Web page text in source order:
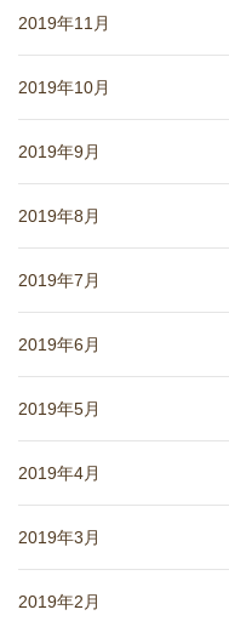
2019年11月
2019年10月
2019年9月
2019年8月
2019年7月
2019年6月
2019年5月
2019年4月
2019年3月
2019年2月